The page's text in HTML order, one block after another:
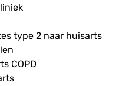
type 2 naar huisarts
COPD